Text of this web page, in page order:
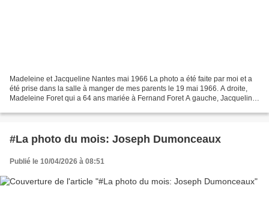
Madeleine et Jacqueline Nantes mai 1966 La photo a été faite par moi et a
été prise dans la salle à manger de mes parents le 19 mai 1966. A droite,
Madeleine Foret qui a 64 ans mariée à Fernand Foret A gauche, Jacqueline
#La photo du mois: Joseph Dumonceaux
Publié le 10/04/2026 à 08:51